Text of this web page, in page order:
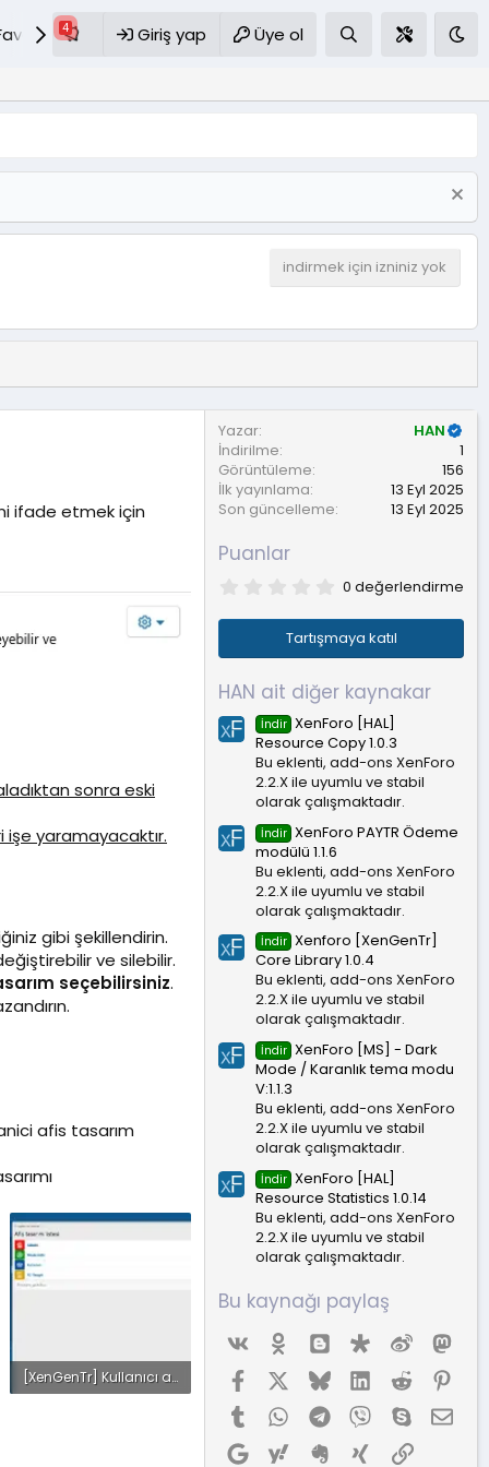
S.S.S
Giriş yap Üye ol
indirmek için izniniz yok
ifade etmek için
sonra eski
işe yaramayacaktır.
gibi şekillendirin.
ve silebilir.
seçebilirsiniz.
afis tasarım
[XenGenTr] Kullanıcı afiş tasarımları - Admin panel liste.webp
Yazar
HAN
İndirilme
1
Görüntüleme
156
İlk yayınlama
13 Eyl 2025
Son güncelleme
13 Eyl 2025
Puanlar
0
0
0
y
l
d
ı
z
0 değerlendirme
Tartışmaya katıl
HAN ait diğer kaynakar
İndir XenForo [HAL]
Resource Copy 1.0.3
Bu eklenti, add-ons XenForo
2.2.X ile uyumlu ve stabil
olarak çalışmaktadır.
İndir XenForo PAYTR Ödeme
modülü 1.1.6
Bu eklenti, add-ons XenForo
2.2.X ile uyumlu ve stabil
olarak çalışmaktadır.
İndir Xenforo [XenGenTr]
Core Library 1.0.4
Bu eklenti, add-ons XenForo
2.2.X ile uyumlu ve stabil
olarak çalışmaktadır.
İndir XenForo [MS] - Dark
Mode / Karanlık tema modu
V:1.1.3
Bu eklenti, add-ons XenForo
2.2.X ile uyumlu ve stabil
olarak çalışmaktadır.
İndir XenForo [HAL]
Resource Statistics 1.0.14
Bu eklenti, add-ons XenForo
2.2.X ile uyumlu ve stabil
olarak çalışmaktadır.
Bu kaynağı paylaş
Vk BloggerDiaspora
Weibo
FacebookX (Twitter)
Bluesky LinkedInReddit
Tumblr WhatsApp
Telegram
ViberSkypeE-
GoogleYahoo Evernote
Xing Link